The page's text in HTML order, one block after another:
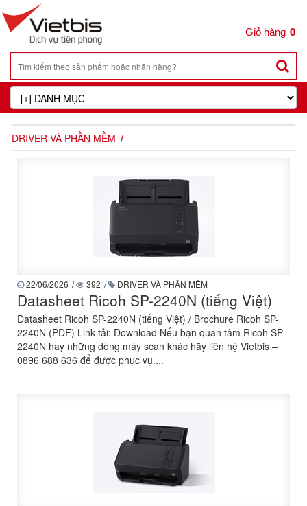
0
DRIVER VÀ PHẦN MỀM
22/06/2026 / 392 / DRIVER VÀ PHẦN MỀM
Datasheet Ricoh SP-2240N (tiếng Việt)
Datasheet Ricoh SP-2240N (tiếng Việt) / Brochure Ricoh SP-
2240N (PDF) Link tải: Download Nếu bạn quan tâm Ricoh SP-
2240N hay những dòng máy scan khác hãy liên hệ Vietbis –
0896 688 636 để được phục vụ....